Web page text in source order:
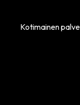
Kotimainen